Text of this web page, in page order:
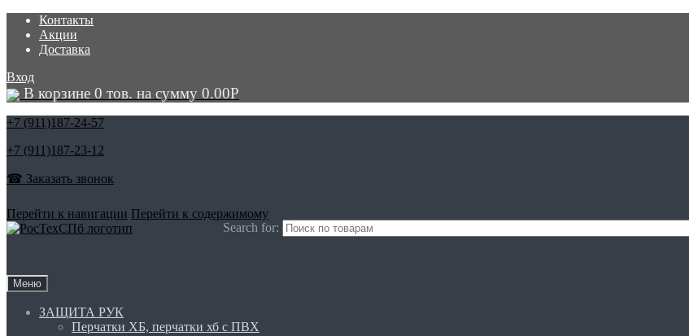
Контакты
Акции
Доставка
Вход
В корзине 0 тов. на сумму 0.00Р
+7 (911)187-24-57
+7 (911)187-23-12
☎ Заказать звонок
Search for:
Перейти к навигации Перейти к содержимому
Меню
ЗАЩИТА РУК
Перчатки ХБ, перчатки хб с ПВХ